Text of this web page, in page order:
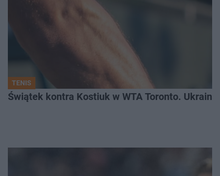
TENIS
Świątek kontra Kostiuk w WTA Toronto.